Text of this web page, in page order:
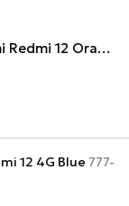
Чохол Cosmiс Leather Case для Xiaomi Redmi 12 Orange